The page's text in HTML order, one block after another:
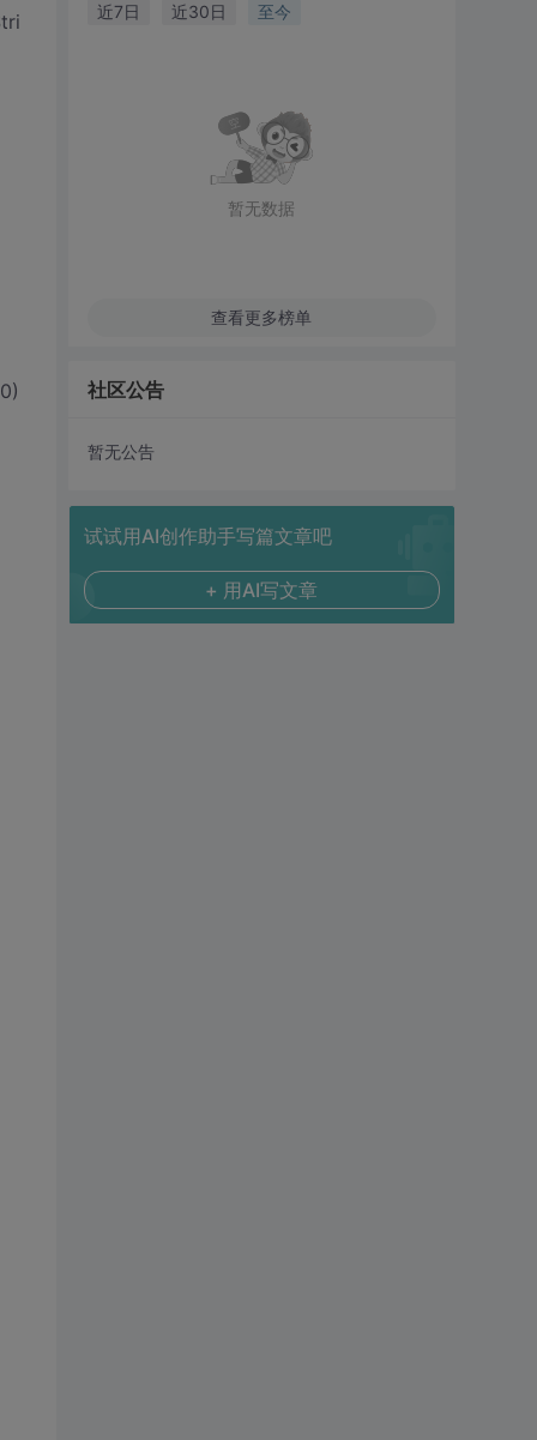
近7日 近30日 至今
暂无数据
查看更多榜单
社区公告
暂无公告
试试用AI创作助手写篇文章吧
+ 用AI写文章